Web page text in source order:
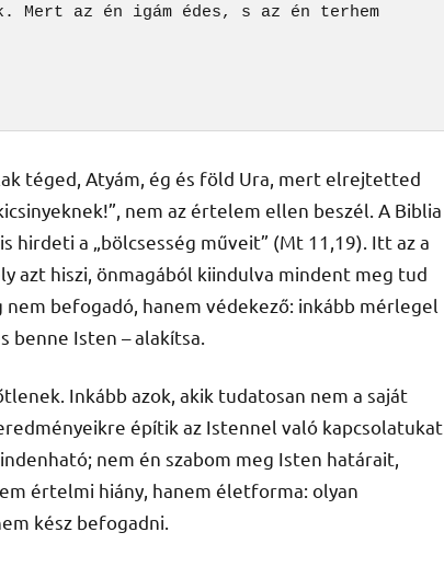
az én igám édes, s az én terhem
téged, Atyám, ég és föld Ura, mert elrejtetted
nem az értelem ellen beszél. A Biblia
hirdeti a „bölcsesség műveit” (Mt 11,19). Itt az a
azt hiszi, önmagából kiindulva mindent meg tud
befogadó, hanem védekező: inkább mérlegel
benne Isten – alakítsa.
Inkább azok, akik tudatosan nem a saját
építik az Istennel való
nem én szabom meg Isten határait,
értelmi hiány, hanem életforma: olyan
kész befogadni.